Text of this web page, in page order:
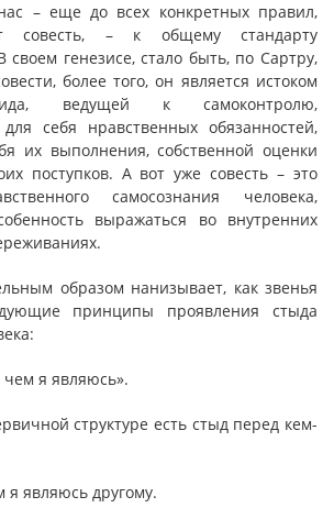
– еще до всех конкретных правил,
совесть, – к общему стандарту
своем генезисе, стало быть, по Сартру,
более того, он является истоком
ведущей к самоконтролю,
себя нравственных обязанностей,
их выполнения, собственной оценки
поступков. А вот уже совесть – это
самосознания человека,
выражаться во внутренних
образом нанизывает, как звенья
принципы проявления стыда
чем я являюсь».
структуре есть стыд перед кем-
я являюсь другому.